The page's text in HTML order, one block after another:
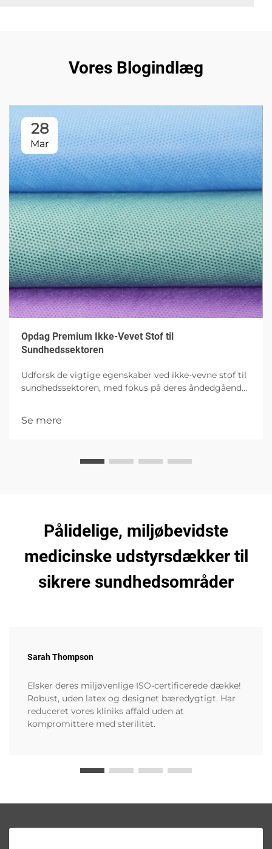
Vores Blogindlæg
28
Mar
Opdag Premium Ikke-Vevet Stof til
Sundhedssektoren
Udforsk de vigtige egenskaber ved ikke-vevne stof til
sundhedssektoren, med fokus på deres åndedgående
sårbehandling og hygiejeprodukter, med særlig vægt
Se mere
Pålidelige, miljøbevidste
medicinske udstyrsdækker til
sikrere sundhedsområder
Sarah Thompson
Elsker deres miljøvenlige ISO-certificerede dække!
Robust, uden latex og designet bæredygtigt. Har
reduceret vores kliniks affald uden at
kompromittere med sterilitet.